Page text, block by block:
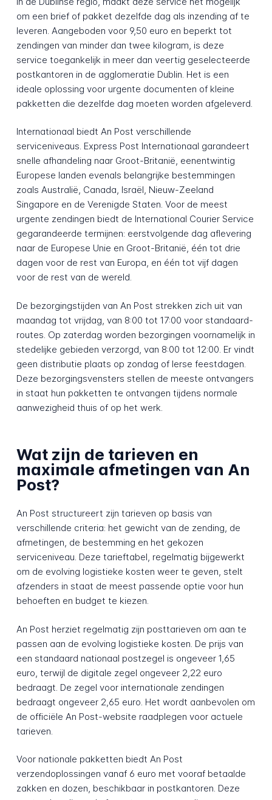
om een brief of pakket dezelfde dag als inzending af te
leveren. Aangeboden voor 9,50 euro en beperkt tot
zendingen van minder dan twee kilogram, is deze
service toegankelijk in meer dan veertig geselecteerde
postkantoren in de agglomeratie Dublin. Het is een
ideale oplossing voor urgente documenten of kleine
pakketten die dezelfde dag moeten worden afgeleverd.
Internationaal biedt An Post verschillende
serviceniveaus. Express Post Internationaal garandeert
snelle afhandeling naar Groot-Britanië, eenentwintig
Europese landen evenals belangrijke bestemmingen
zoals Australië, Canada, Israël, Nieuw-Zeeland
Singapore en de Verenigde Staten. Voor de meest
urgente zendingen biedt de International Courier Service
gegarandeerde termijnen: eerstvolgende dag aflevering
naar de Europese Unie en Groot-Britanië, één tot drie
dagen voor de rest van Europa, en één tot vijf dagen
voor de rest van de wereld.
De bezorgingstijden van An Post strekken zich uit van
maandag tot vrijdag, van 8:00 tot 17:00 voor standaard-
routes. Op zaterdag worden bezorgingen voornamelijk in
stedelijke gebieden verzorgd, van 8:00 tot 12:00. Er vindt
geen distributie plaats op zondag of Ierse feestdagen.
Deze bezorgingsvensters stellen de meeste ontvangers
in staat hun pakketten te ontvangen tijdens normale
aanwezigheid thuis of op het werk.
Wat zijn de tarieven en
maximale afmetingen van An
Post?
An Post structureert zijn tarieven op basis van
verschillende criteria: het gewicht van de zending, de
afmetingen, de bestemming en het gekozen
serviceniveau. Deze tarieftabel, regelmatig bijgewerkt
om de evolving logistieke kosten weer te geven, stelt
afzenders in staat de meest passende optie voor hun
behoeften en budget te kiezen.
An Post herziet regelmatig zijn posttarieven om aan te
passen aan de evolving logistieke kosten. De prijs van
een standaard nationaal postzegel is ongeveer 1,65
euro, terwijl de digitale zegel ongeveer 2,22 euro
bedraagt. De zegel voor internationale zendingen
bedraagt ongeveer 2,65 euro. Het wordt aanbevolen om
de officiële An Post-website raadplegen voor actuele
tarieven.
Voor nationale pakketten biedt An Post
verzendoplossingen vanaf 6 euro met vooraf betaalde
zakken en dozen, beschikbaar in postkantoren. Deze